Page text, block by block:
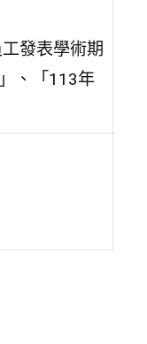
發表學術期
、「113年